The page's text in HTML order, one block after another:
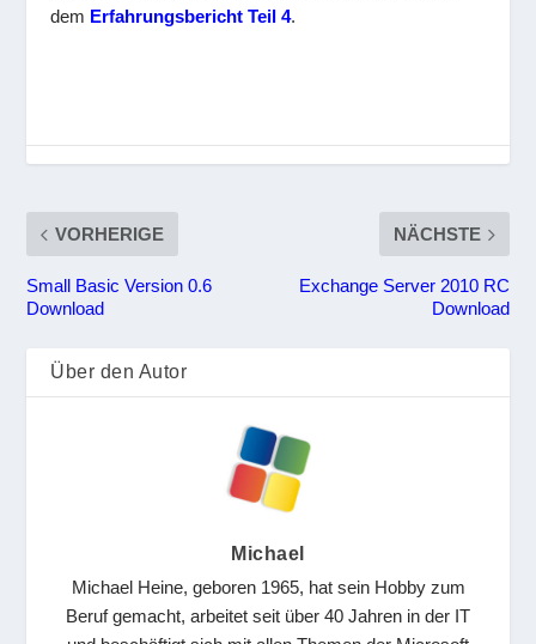
dem Erfahrungsbericht Teil 4.
VORHERIGE
Small Basic Version 0.6
Download
NÄCHSTE
Exchange Server 2010 RC
Download
Über den Autor
Michael
Michael Heine, geboren 1965, hat sein Hobby zum
Beruf gemacht, arbeitet seit über 40 Jahren in der IT